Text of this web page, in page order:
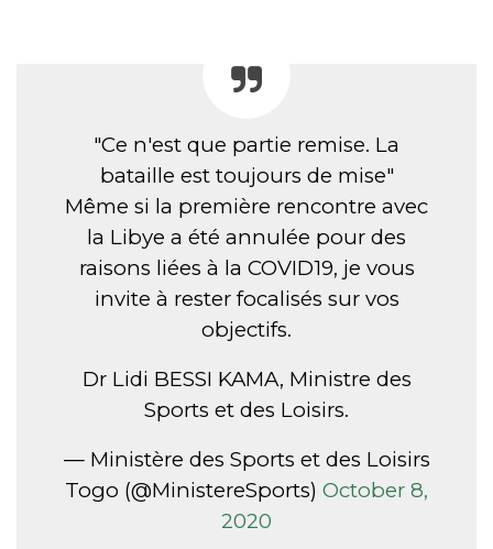
"Ce n'est que partie remise. La
bataille est toujours de mise"
Même si la première rencontre avec
la Libye a été annulée pour des
raisons liées à la COVID19, je vous
invite à rester focalisés sur vos
objectifs.
Dr Lidi BESSI KAMA, Ministre des
Sports et des Loisirs.
— Ministère des Sports et des Loisirs
Togo (@MinistereSports) October 8,
2020